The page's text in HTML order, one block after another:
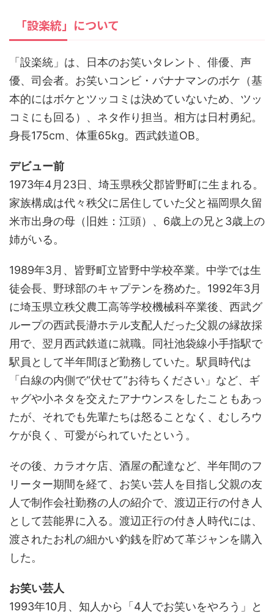
「設楽統」について
「設楽統」は、日本のお笑いタレント、俳優、声
優、司会者。お笑いコンビ・バナナマンのボケ（基
本的にはボケとツッコミは決めていないため、ツッ
コミにも回る）、ネタ作り担当。相方は日村勇紀。
身長175cm、体重65kg。西武鉄道OB。
デビュー前
1973年4月23日、埼玉県秩父郡皆野町に生まれる。
家族構成は代々秩父に居住していた父と福岡県久留
米市出身の母（旧姓：江頭）、6歳上の兄と3歳上の
姉がいる。
1989年3月、皆野町立皆野中学校卒業。中学では生
徒会長、野球部のキャプテンを務めた。1992年3月
に埼玉県立秩父農工高等学校機械科卒業後、西武グ
ループの西武長瀞ホテル支配人だった父親の縁故採
用で、翌月西武鉄道に就職。同社池袋線小手指駅で
駅員として半年間ほど勤務していた。駅員時代は
「白線の内側で“伏せて”お待ちください」など、ギ
ャグや小ネタを交えたアナウンスをしたこともあっ
たが、それでも先輩たちは怒ることなく、むしろウ
ケが良く、可愛がられていたという。
その後、カラオケ店、酒屋の配達など、半年間のフ
リーター期間を経て、お笑い芸人を目指し父親の友
人で制作会社勤務の人の紹介で、渡辺正行の付き人
として芸能界に入る。渡辺正行の付き人時代には、
渡されたお札の細かい釣銭を貯めて革ジャンを購入
した。
お笑い芸人
1993年10月、知人から「4人でお笑いをやろう」と